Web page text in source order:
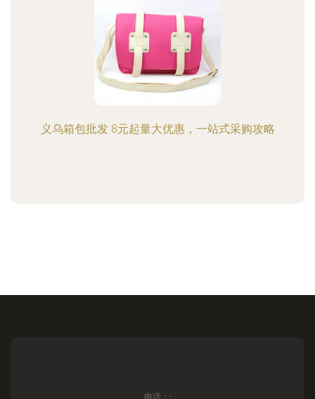
义乌箱包批发 8元起量大优惠，一站式采购攻略
电话：-